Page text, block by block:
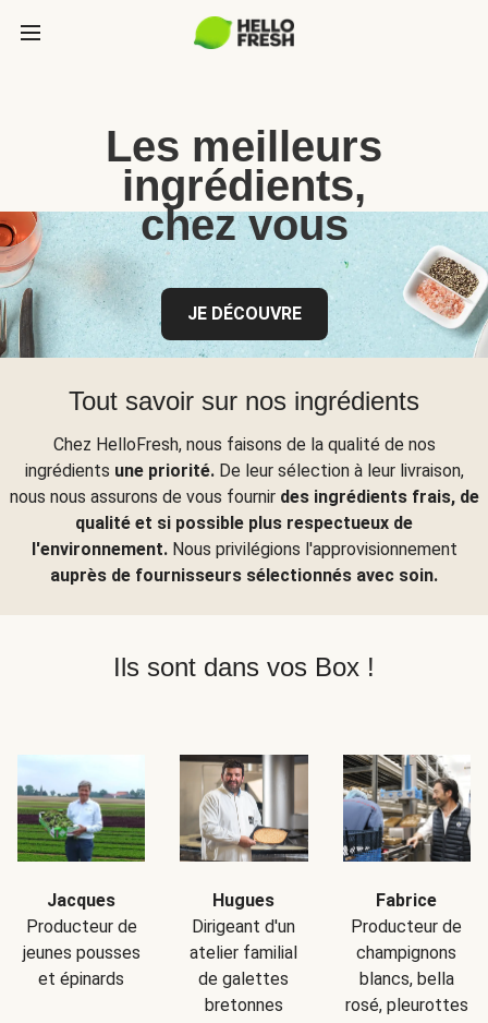
Les meilleurs
ingrédients,
chez vous
JE DÉCOUVRE
Tout savoir sur nos ingrédients
Chez HelloFresh, nous faisons de la qualité de nos
ingrédients une priorité.De leur sélection à leur livraison,
nous nous assurons de vous fournir des ingrédients frais, de
qualité et si possible plus respectueux de
l'environnement.Nous privilégions l'approvisionnement
auprès de fournisseurs sélectionnés avec soin.
Ils sont dans vos Box !
Jacques
Producteur de
jeunes pousses
et épinards
Hugues
Dirigeant d'un
atelier familial
de galettes
bretonnes
Fabrice
Producteur de
champignons
blancs, bella
rosé, pleurottes